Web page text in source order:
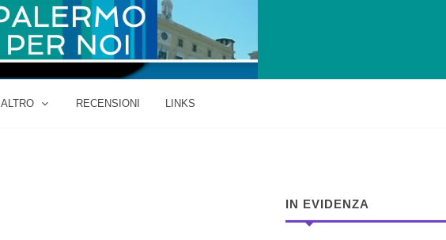
ALTRO RECENSIONI LINKS
IN EVIDENZA